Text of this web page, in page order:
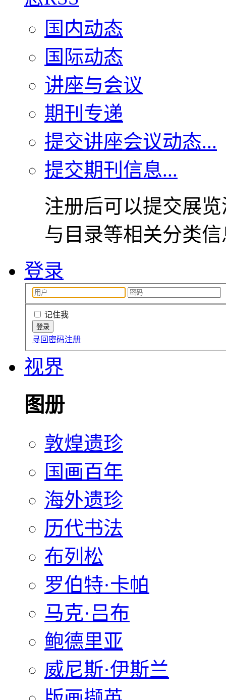
国内动态
国际动态
讲座与会议
期刊专递
提交讲座会议动态...
提交期刊信息...
注册后可以提交展
与目录等相关分类
登录
记住我
寻回密码注册
视界
图册
敦煌遗珍
国画百年
海外遗珍
历代书法
布列松
罗伯特·卡帕
马克·吕布
鲍德里亚
威尼斯·伊斯兰